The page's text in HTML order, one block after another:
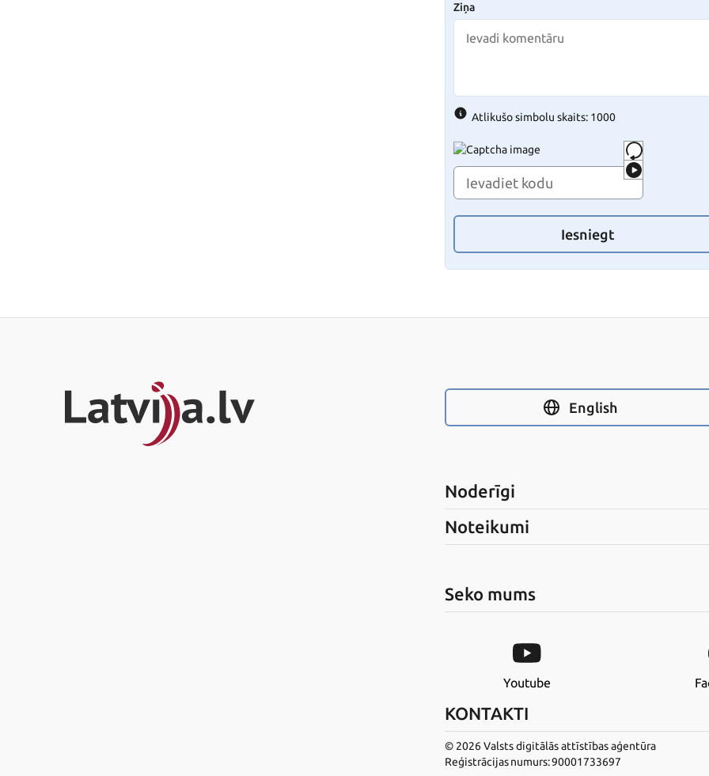
Ziņa
Atlikušo simbolu skaits: 1000
Iesniegt
English
Noderīgi
Noteikumi
Seko mums
Youtube
KONTAKTI
© 2026 Valsts digitālās attīstības aģentūra
Reģistrācijas numurs: 90001733697